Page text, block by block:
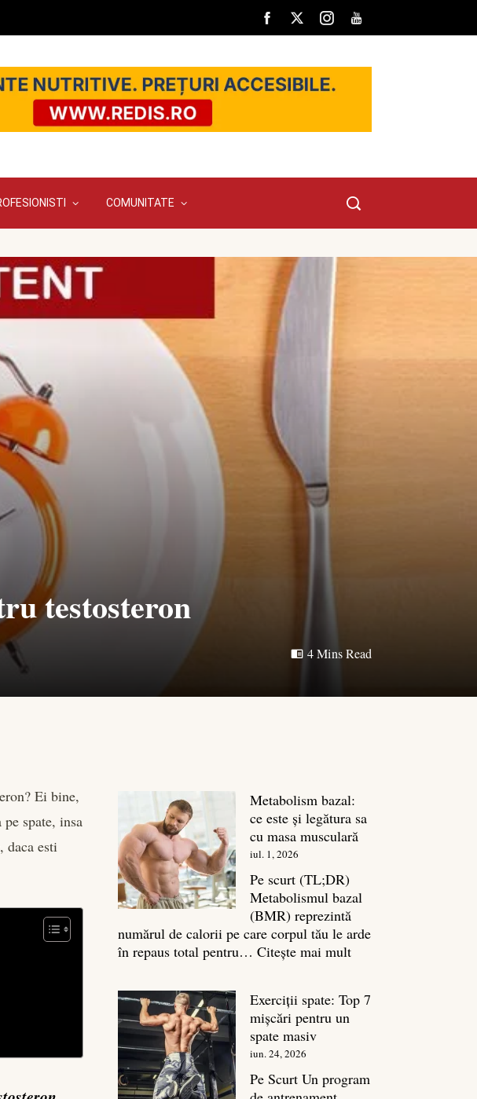
COMUNITATE
testosteron
4 Mins Read
Ei bine,
spate, insa
daca esti
Metabolism bazal:
ce este și legătura sa
cu masa musculară
iul. 1, 2026
Pe scurt (TL;DR)
Metabolismul bazal
(BMR) reprezintă
numărul de calorii pe care corpul tău le arde
în repaus total pentru…Citește mai mult:
ce
sa
Exerciții spate: Top 7
mișcări pentru un
spate masiv
iun. 24, 2026
Pe Scurt Un program